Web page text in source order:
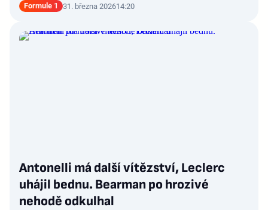
Formule 1 31. března 202614:20
Antonelli má další vítězství, Leclerc
uhájil bednu. Bearman po hrozivé
nehodě odkulhal